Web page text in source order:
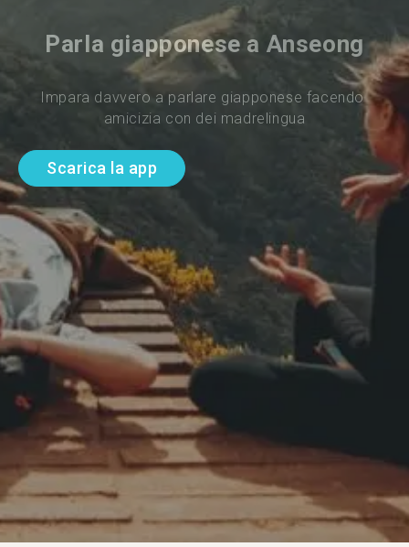
Parla giapponese a Anseong
Impara davvero a parlare giapponese facendo
amicizia con dei madrelingua
Scarica la app